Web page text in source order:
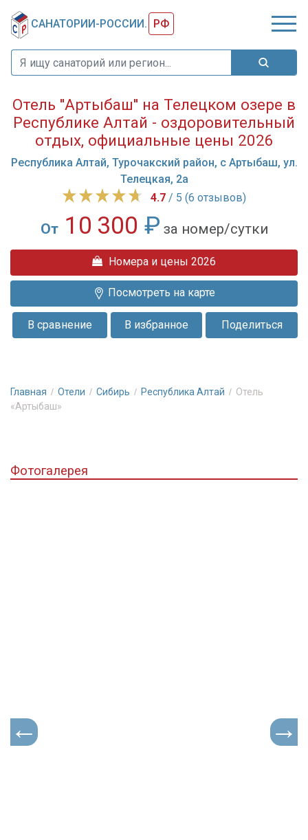
САНАТОРИИ-РОССИИ. РФ
Отель ''Артыбаш'' на Телецком озере в
Республике Алтай - оздоровительный
отдых, официальные цены 2026
Республика Алтай, Турочакский район, с Артыбаш, ул.
Телецкая, 2а
4.7/ 5 (6 отзывов)
От 10 300 ₽ за номер/сутки
''Артыбаш''
это
прекрасные
условия
и
питания
природы.
Номера и цены 2026
Посмотреть на карте
Поделиться
В избранное
В сравнение
Главная Отели Сибирь Республика Алтай
Отель
«Артыбаш»
Фотогалерея